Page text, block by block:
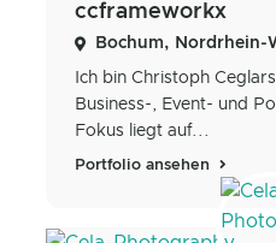
ccframeworkx
Bochum, Nordrhein-
Ich bin Christoph
Business-, Event- und
Fokus liegt auf...
Portfolio ansehen